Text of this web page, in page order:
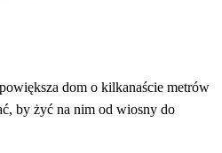
dom o kilkanaście metrów
by żyć na nim od wiosny do